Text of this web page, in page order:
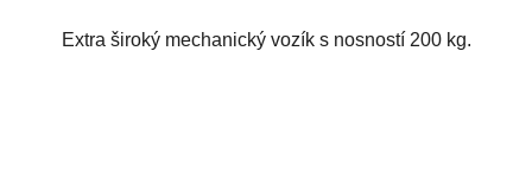
Extra široký mechanický vozík s nosností 200 kg.